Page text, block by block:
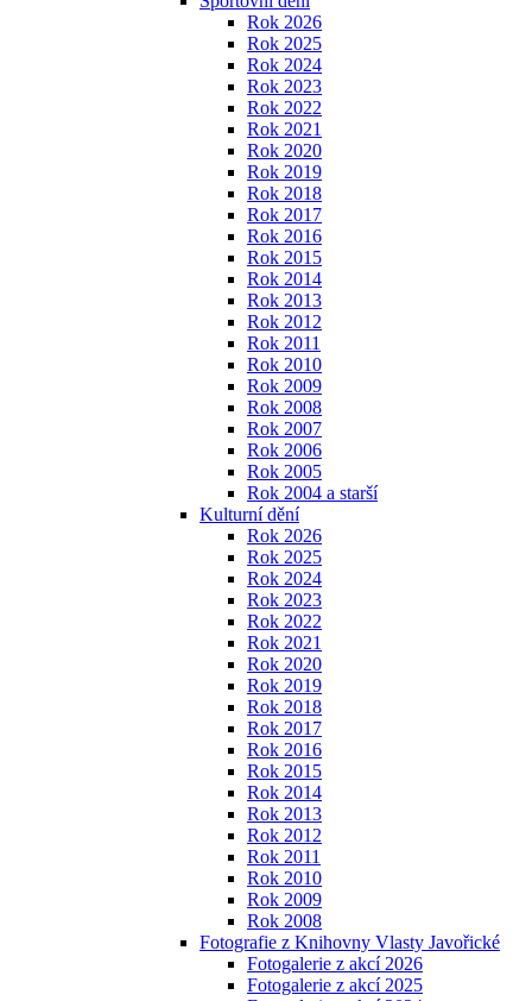
Rok 2026
Rok 2025
Rok 2024
Rok 2023
Rok 2022
Rok 2021
Rok 2020
Rok 2019
Rok 2018
Rok 2017
Rok 2016
Rok 2015
Rok 2014
Rok 2013
Rok 2012
Rok 2011
Rok 2010
Rok 2009
Rok 2008
Rok 2007
Rok 2006
Rok 2005
Rok 2004 a starší
Kulturní dění
Rok 2026
Rok 2025
Rok 2024
Rok 2023
Rok 2022
Rok 2021
Rok 2020
Rok 2019
Rok 2018
Rok 2017
Rok 2016
Rok 2015
Rok 2014
Rok 2013
Rok 2012
Rok 2011
Rok 2010
Rok 2009
Rok 2008
Fotografie z Knihovny Vlasty Javořické
Fotogalerie z akcí 2026
Fotogalerie z akcí 2025